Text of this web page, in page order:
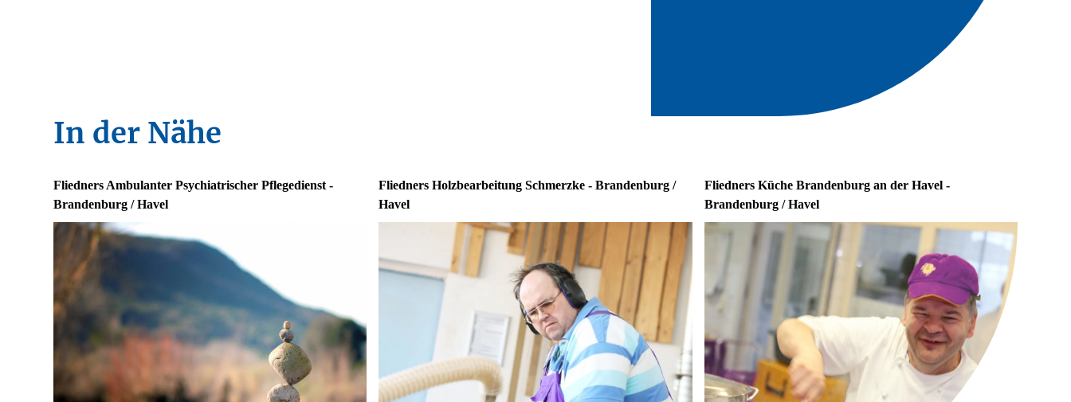
In der Nähe
Fliedners Ambulanter Psychiatrischer Pflegedienst -
Brandenburg / Havel
Fliedners Holzbearbeitung Schmerzke - Brandenburg /
Havel
Fliedners Küche Brandenburg an der Havel -
Brandenburg / Havel